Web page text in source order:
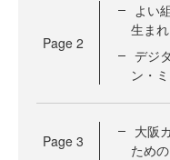
Page 2
よい
生ま
デジ
ン・
Page 3
大阪
ため